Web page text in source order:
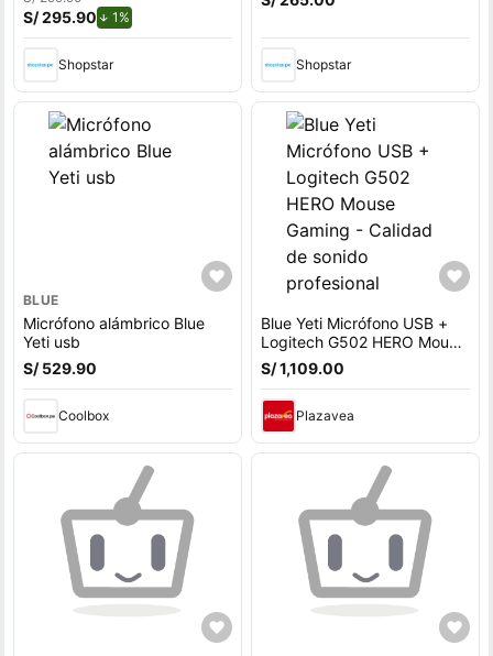
LIGHTSYNC
S/ 295.90 1%
Shopstar
Black
Shopstar
BLUE
Micrófono alámbrico Blue
Yeti usb
S/ 529.90
Coolbox
Blue Yeti Micrófono USB +
Logitech G502 HERO Mouse
Gaming - Calidad de sonido
profesional
S/ 1,109.00
Plazavea